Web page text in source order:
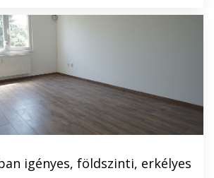
igényes, földszinti, erkélyes